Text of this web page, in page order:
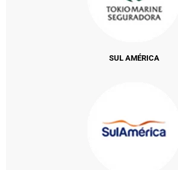
SUL AMÉRICA